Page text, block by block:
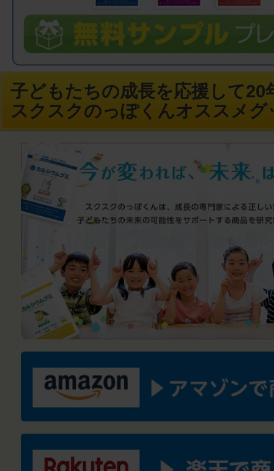
子どもたちの成長を応援して20
スクスクのっぽくんオススメグ